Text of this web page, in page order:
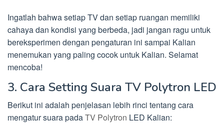
Ingatlah bahwa setiap TV dan setiap ruangan memiliki
cahaya dan kondisi yang berbeda, jadi jangan ragu untuk
bereksperimen dengan pengaturan ini sampai Kalian
menemukan yang paling cocok untuk Kalian. Selamat
mencoba!
3. Cara Setting Suara TV Polytron LED
Berikut ini adalah penjelasan lebih rinci tentang cara
mengatur suara padaTV Polytron LED Kalian: